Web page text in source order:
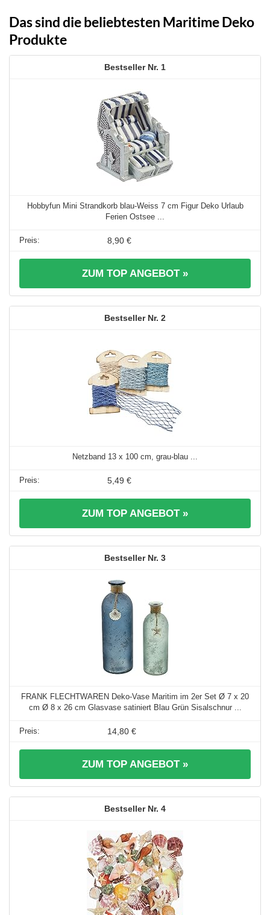
Das sind die beliebtesten Maritime Deko
Produkte
1
Hobbyfun Mini Strandkorb blau-Weiss 7 cm Figur Deko Urlaub
Ferien Ostsee ...
8,90 €
ZUM TOP ANGEBOT »
2
Netzband 13 x 100 cm, grau-blau ...
5,49 €
ZUM TOP ANGEBOT »
3
FRANK FLECHTWAREN Deko-Vase Maritim im 2er Set Ø 7 x 20
cm Ø 8 x 26 cm Glasvase satiniert Blau Grün Sisalschnur ...
14,80 €
ZUM TOP ANGEBOT »
4